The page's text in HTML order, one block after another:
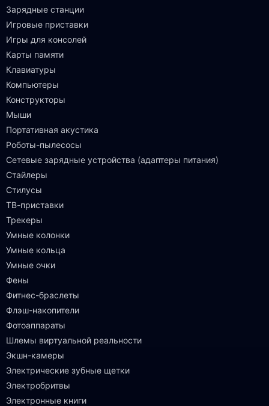
Зарядные станции
Игровые приставки
Игры для консолей
Карты памяти
Клавиатуры
Компьютеры
Конструкторы
Мыши
Портативная акустика
Роботы-пылесосы
Сетевые зарядные устройства (адаптеры питания)
Стайлеры
Стилусы
ТВ-приставки
Трекеры
Умные колонки
Умные кольца
Умные очки
Фены
Фитнес-браслеты
Флэш-накопители
Фотоаппараты
Шлемы виртуальной реальности
Экшн-камеры
Электрические зубные щетки
Электробритвы
Электронные книги